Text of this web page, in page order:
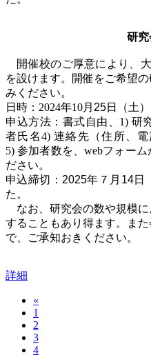
研
開催校のご厚意により、
を設けます。開催をご希望
みください。
日時： 2024年10月25日（土）
申込方法：書式自由、 1) 研
者氏名4)連絡先（住所、電
5)参加者数を、webフォーム
ださい。
申込締切：2025年７月14
た。
なお、研究会の数や規模に
することもあり得ます。ま
で、ご承知おきください。
詳細
«
1
2
3
4